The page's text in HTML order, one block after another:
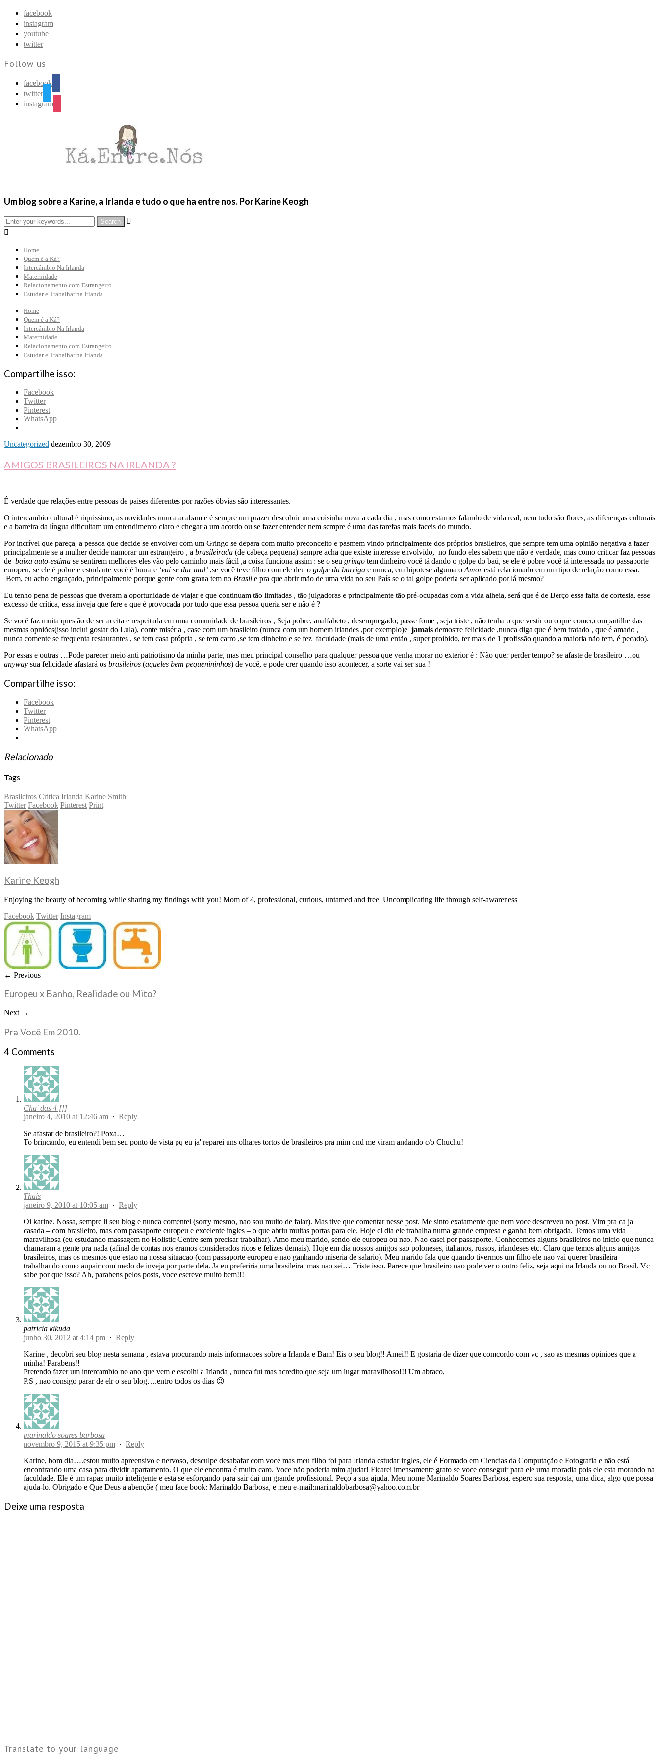
facebook
instagram
youtube
twitter
Follow us
facebook
twitter
instagram
Um blog sobre a Karine, a Irlanda e tudo o que ha entre nos. Por Karine Keogh


Home
Quem é a Ká?
Intercâmbio Na Irlanda
Maternidade
Relacionamento com Estrangeiro
Estudar e Trabalhar na Irlanda
Home
Quem é a Ká?
Intercâmbio Na Irlanda
Maternidade
Relacionamento com Estrangeiro
Estudar e Trabalhar na Irlanda
Compartilhe isso:
Facebook
Twitter
Pinterest
WhatsApp
Uncategorized dezembro 30, 2009
AMIGOS BRASILEIROS NA IRLANDA ?
É verdade que relações entre pessoas de paises diferentes por razões óbvias são interessantes.
O intercambio cultural é riquissimo, as novidades nunca acabam e é sempre um prazer descobrir uma coisinha nova a cada dia , mas como estamos falando de vida real, nem tudo são flores, as diferenças culturais
e a barreira da língua dificultam um entendimento claro e chegar a um acordo ou se fazer entender nem sempre é uma das tarefas mais faceis do mundo.
Por incrível que pareça, a pessoa que decide se envolver com um Gringo se depara com muito preconceito e pasmem vindo principalmente dos próprios brasileiros, que sempre tem uma opinião negativa a fazer
principalmente se a mulher decide namorar um estrangeiro , a brasileirada (de cabeça pequena) sempre acha que existe interesse envolvido, no fundo eles sabem que não é verdade, mas como criticar faz pessoas
de baixa auto-estima se sentirem melhores eles vão pelo caminho mais fácil ,a coisa funciona assim : se o seu gringo tem dinheiro você tá dando o golpe do baú, se ele é pobre você tá interessada no passaporte
europeu, se ele é pobre e estudante você é burra e ‘vai se dar mal’ ,se você teve filho com ele deu o golpe da barriga e nunca, em hipotese alguma oAmorestá relacionado em um tipo de relação como essa.
Bem, eu acho engraçado, principalmente porque gente com grana tem no Brasil e pra que abrir mão de uma vida no seu País se o tal golpe poderia ser aplicado por lá mesmo?
Eu tenho pena de pessoas que tiveram a oportunidade de viajar e que continuam tão limitadas , tão julgadoras e principalmente tão pré-ocupadas com a vida alheia, será que é de Berço essa falta de cortesia, esse
excesso de crítica, essa inveja que fere e que é provocada por tudo que essa pessoa queria ser e não é ?
Se você faz muita questão de ser aceita e respeitada em uma comunidade de brasileiros , Seja pobre, analfabeto , desempregado, passe fome , seja triste , não tenha o que vestir ou o que comer,compartilhe das
mesmas opniões(isso inclui gostar do Lula), conte miséria , case com um brasileiro (nunca com um homem irlandes ,por exemplo)e jamais demostre felicidade ,nunca diga que é bem tratado , que é amado ,
nunca comente se frequenta restaurantes , se tem casa própria , se tem carro ,se tem dinheiro e se fez faculdade (mais de uma então , super proibido, ter mais de 1 profissão quando a maioria não tem, é pecado).
Por essas e outras …Pode parecer meio anti patriotismo da minha parte, mas meu principal conselho para qualquer pessoa que venha morar no exterior é : Não quer perder tempo? se afaste de brasileiro …ou
anyway sua felicidade afastará os brasileiros (aqueles bem pequenininhos) de você, e pode crer quando isso acontecer, a sorte vai ser sua !
Compartilhe isso:
Facebook
Twitter
Pinterest
WhatsApp
Relacionado
Tags
Brasileiros Critica Irlanda Karine Smith
Twitter Facebook Pinterest Print
Karine Keogh
Enjoying the beauty of becoming while sharing my findings with you! Mom of 4, professional, curious, untamed and free. Uncomplicating life through self-awareness
Facebook Twitter Instagram
← Previous
Europeu x Banho, Realidade ou Mito?
Next →
Pra Você Em 2010.
4 Comments
Cha' das 4 [!]
janeiro 4, 2010 at 12:46 am · Reply
Se afastar de brasileiro?! Poxa…
To brincando, eu entendi bem seu ponto de vista pq eu ja' reparei uns olhares tortos de brasileiros pra mim qnd me viram andando c/o Chuchu!
Thaís
janeiro 9, 2010 at 10:05 am · Reply
Oi karine. Nossa, sempre li seu blog e nunca comentei (sorry mesmo, nao sou muito de falar). Mas tive que comentar nesse post. Me sinto exatamente que nem voce descreveu no post. Vim pra ca ja
casada – com brasileiro, mas com passaporte europeu e excelente ingles – o que abriu muitas portas para ele. Hoje el dia ele trabalha numa grande empresa e ganha bem obrigada. Temos uma vida
maravilhosa (eu estudando massagem no Holistic Centre sem precisar trabalhar). Amo meu marido, sendo ele europeu ou nao. Nao casei por passaporte. Conhecemos alguns brasileiros no inicio que nunca
chamaram a gente pra nada (afinal de contas nos eramos considerados ricos e felizes demais). Hoje em dia nossos amigos sao poloneses, italianos, russos, irlandeses etc. Claro que temos alguns amigos
brasileiros, mas os mesmos que estao na nossa situacao (com passaporte europeu e nao ganhando miseria de salario). Meu marido fala que quando tivermos um filho ele nao vai querer brasileira
trabalhando como aupair com medo de inveja por parte dela. Ja eu preferiria uma brasileira, mas nao sei… Triste isso. Parece que brasileiro nao pode ver o outro feliz, seja aqui na Irlanda ou no Brasil. Vc
sabe por que isso? Ah, parabens pelos posts, voce escreve muito bem!!!
patricia kikuda
junho 30, 2012 at 4:14 pm · Reply
Karine , decobri seu blog nesta semana , estava procurando mais informacoes sobre a Irlanda e Bam! Eis o seu blog!! Amei!! E gostaria de dizer que comcordo com vc , sao as mesmas opinioes que a
minha! Parabens!!
Pretendo fazer um intercambio no ano que vem e escolhi a Irlanda , nunca fui mas acredito que seja um lugar maravilhoso!!! Um abraco,
P.S , nao consigo parar de elr o seu blog….entro todos os dias 😉
marinaldo soares barbosa
novembro 9, 2015 at 9:35 pm · Reply
Karine, bom dia….estou muito apreensivo e nervoso, desculpe desabafar com voce mas meu filho foi para Irlanda estudar ingles, ele é Formado em Ciencias da Computação e Fotografia e não está
encontrando uma casa para dividir apartamento. O que ele encontra é muito caro. Voce não poderia mim ajudar! Ficarei imensamente grato se voce conseguir para ele uma moradia pois ele esta morando na
faculdade. Ele é um rapaz muito inteligente e esta se esforçando para sair dai um grande profissional. Peço a sua ajuda. Meu nome Marinaldo Soares Barbosa, espero sua resposta, uma dica, algo que possa
ajuda-lo. Obrigado e Que Deus a abençõe ( meu face book: Marinaldo Barbosa, e meu e-mail:marinaldobarbosa@yahoo.com.br
Deixe uma resposta
Translate to your language